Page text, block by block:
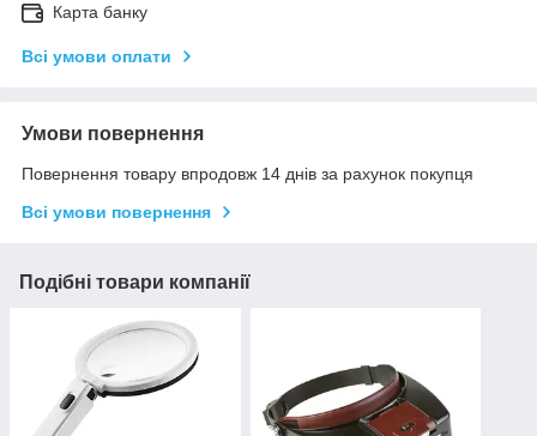
Карта банку
Всі умови оплати
Умови повернення
Повернення товару впродовж 14 днів за рахунок покупця
Всі умови повернення
Подібні товари компанії